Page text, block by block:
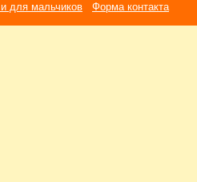
для мальчиков Форма контакта